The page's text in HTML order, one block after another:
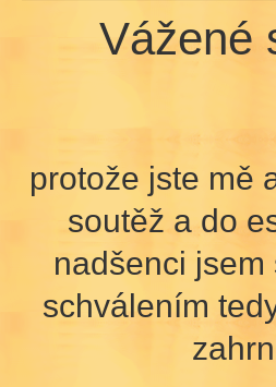
Vážené
protože jste mě
soutěž a do
nadšenci
schválením